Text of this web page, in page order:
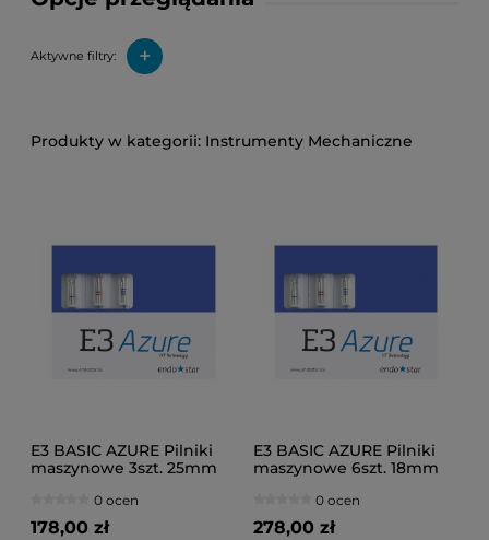
Aktywne filtry: +
Instrumenty Mechaniczne
E3 BASIC AZURE Pilniki
maszynowe 3szt. 25mm
0 ocen
178,00 zł
E3 BASIC AZURE Pilniki
maszynowe 6szt. 18mm
0 ocen
278,00 zł